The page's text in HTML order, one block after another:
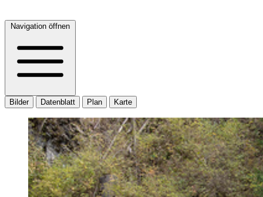
Navigation öffnen
Bilder Datenblatt Plan Karte